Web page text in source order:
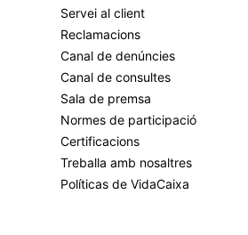
Servei al client
Reclamacions
Canal de denúncies
Canal de consultes
Sala de premsa
Normes de participació
Certificacions
Treballa amb nosaltres
Políticas de VidaCaixa